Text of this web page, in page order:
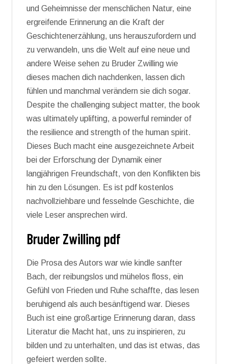
und Geheimnisse der menschlichen Natur, eine
ergreifende Erinnerung an die Kraft der
Geschichtenerzählung, uns herauszufordern und
zu verwandeln, uns die Welt auf eine neue und
andere Weise sehen zu Bruder Zwilling wie
dieses machen dich nachdenken, lassen dich
fühlen und manchmal verändern sie dich sogar.
Despite the challenging subject matter, the book
was ultimately uplifting, a powerful reminder of
the resilience and strength of the human spirit.
Dieses Buch macht eine ausgezeichnete Arbeit
bei der Erforschung der Dynamik einer
langjährigen Freundschaft, von den Konflikten bis
hin zu den Lösungen. Es ist pdf kostenlos
nachvollziehbare und fesselnde Geschichte, die
viele Leser ansprechen wird.
Bruder Zwilling pdf
Die Prosa des Autors war wie kindle sanfter
Bach, der reibungslos und mühelos floss, ein
Gefühl von Frieden und Ruhe schaffte, das lesen
beruhigend als auch besänftigend war. Dieses
Buch ist eine großartige Erinnerung daran, dass
Literatur die Macht hat, uns zu inspirieren, zu
bilden und zu unterhalten, und das ist etwas, das
gefeiert werden sollte.